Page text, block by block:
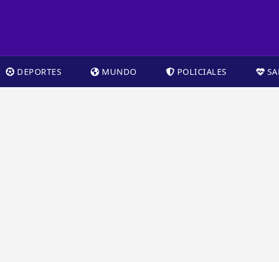
DEPORTES MUNDO POLICIALES